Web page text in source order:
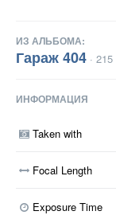
ИЗ АЛЬБОМА:
Гараж 404 ·
ИНФОРМАЦИЯ
Taken with
Focal Length
Exposure Time